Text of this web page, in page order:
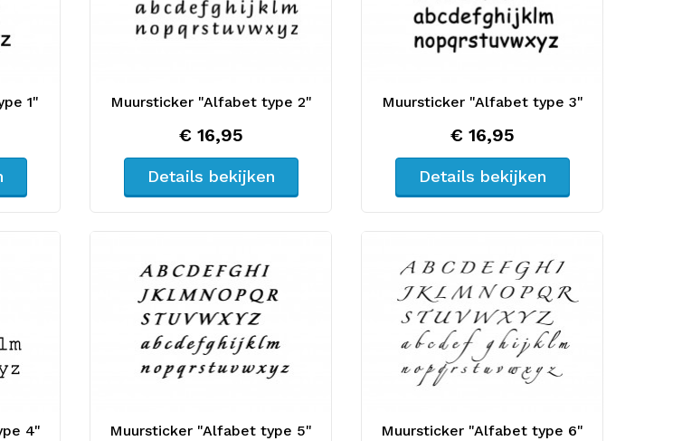
1" Muursticker "Alfabet type 2"
€ 16,95
Details bekijken
Muursticker "Alfabet type 3"
€ 16,95
Details bekijken
4" Muursticker "Alfabet type 5" Muursticker "Alfabet type 6"